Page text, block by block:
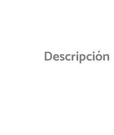
Descripción